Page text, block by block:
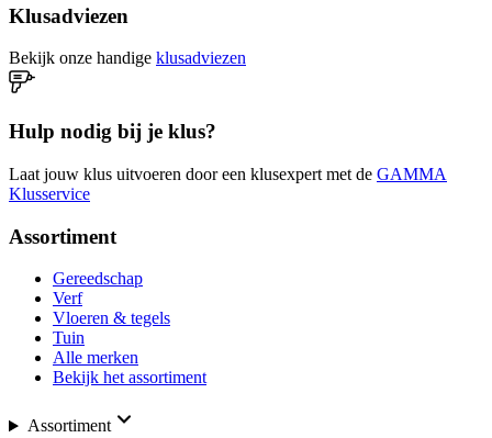
Klusadviezen
Bekijk onze handige klusadviezen
Hulp nodig bij je klus?
Laat jouw klus uitvoeren door een klusexpert met de GAMMA
Klusservice
Assortiment
Gereedschap
Verf
Vloeren & tegels
Tuin
Alle merken
Bekijk het assortiment
Assortiment